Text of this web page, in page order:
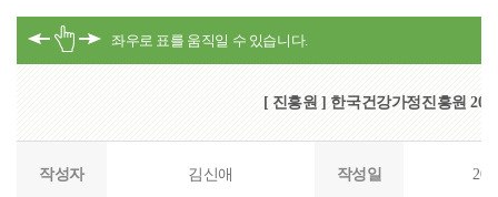
[ 진흥원 ] 한국건강가정진흥원
작성자 김신애 작성일